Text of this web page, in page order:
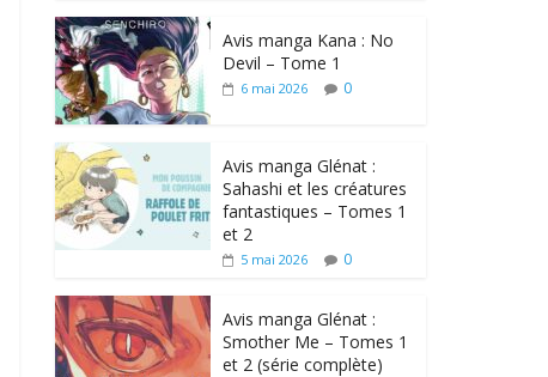
Avis manga Kana : No
Devil – Tome 1
6 mai 2026 0
Avis manga Glénat :
Sahashi et les créatures
fantastiques – Tomes 1
et 2
5 mai 2026 0
Avis manga Glénat :
Smother Me – Tomes 1
et 2 (série complète)